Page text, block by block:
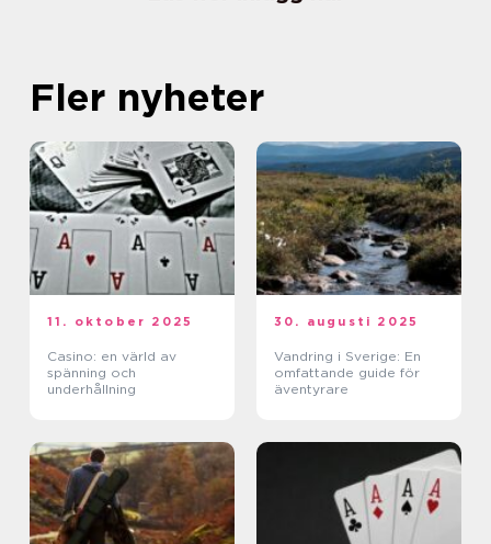
Fler nyheter
11. oktober 2025
Casino: en värld av
spänning och
underhållning
30. augusti 2025
Vandring i Sverige: En
omfattande guide för
äventyrare